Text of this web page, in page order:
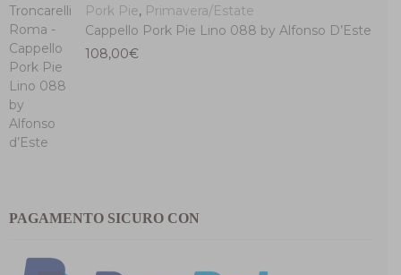
Pork Pie, Primavera/Estate
Cappello Pork Pie Lino 088 by Alfonso D’Este
108,00€
PAGAMENTO SICURO CON